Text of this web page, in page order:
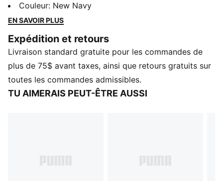
avec points de chaînette en relief et contours brodés,
il dégage une élégance intemporelle. Les coutures
de chic.
CARACTÉRISTIQUES ET AVANTAGES
Contenu recyclé : fabriqué avec au moins 20 % de
coton recyclé, il s’agit d’un pas vers un avenir meilleur
DÉTAILS
Couleur: New Navy
EN SAVOIR PLUS
Expédition et retours
Livraison standard gratuite pour les commandes de
plus de 75$ avant taxes, ainsi que retours gratuits sur
toutes les commandes admissibles.
TU AIMERAIS PEUT-ÊTRE AUSSI